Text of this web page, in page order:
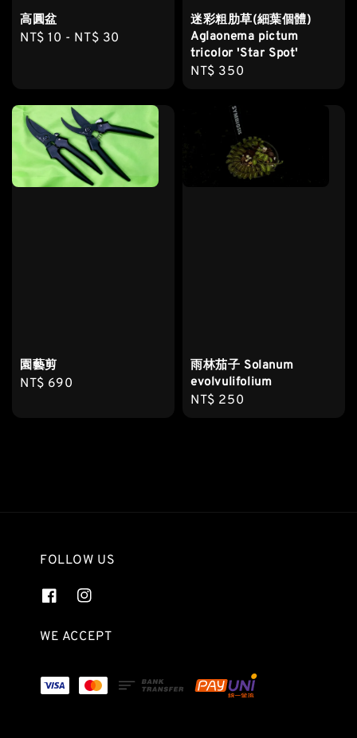
高圓盆
Regular
NT$ 10 - NT$ 30
迷彩粗肋草(細葉個體)
Aglaonema pictum
tricolor 'Star Spot'
Regular
NT$ 350
園藝剪
Regular
NT$ 690
雨林茄子 Solanum
evolvulifolium
Regular
NT$ 250
FOLLOW US
WE ACCEPT